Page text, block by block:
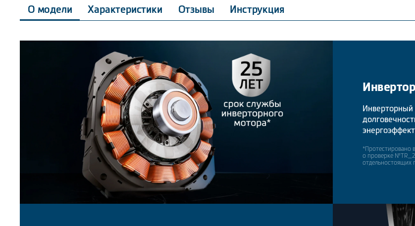
О модели Характеристики Отзывы Инструкция
Инверторный
*Протестировано
о проверке